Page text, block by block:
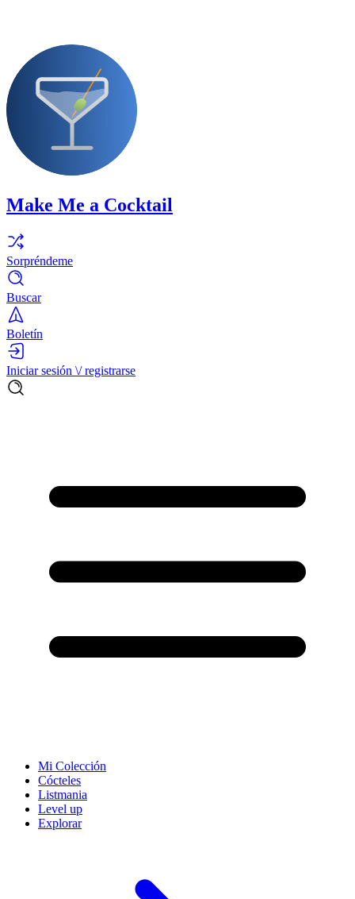
Make Me a Cocktail
Sorpréndeme
Buscar
Boletín
Iniciar sesión \/ registrarse
Mi Colección
Cócteles
Listmania
Level up
Explorar